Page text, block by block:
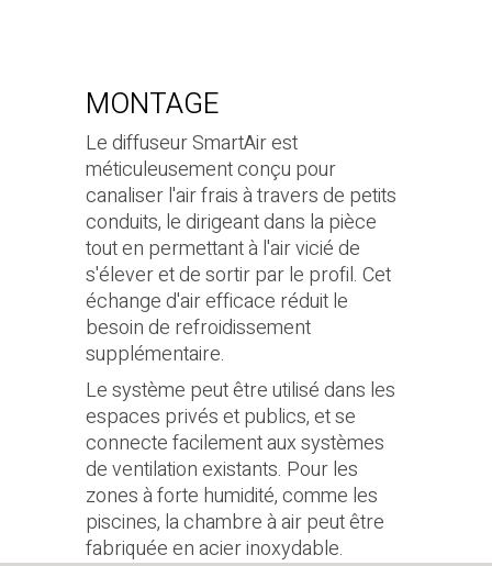
MONTAGE
Le diffuseur SmartAir est
méticuleusement conçu pour
canaliser l'air frais à travers de petits
conduits, le dirigeant dans la pièce
tout en permettant à l'air vicié de
s'élever et de sortir par le profil. Cet
échange d'air efficace réduit le
besoin de refroidissement
supplémentaire.
Le système peut être utilisé dans les
espaces privés et publics, et se
connecte facilement aux systèmes
de ventilation existants. Pour les
zones à forte humidité, comme les
piscines, la chambre à air peut être
fabriquée en acier inoxydable.